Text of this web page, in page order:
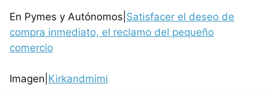
En Pymes y Autónomos| Satisfacer el deseo de
compra inmediato, el reclamo del pequeño
comercio
Imagen| Kirkandmimi